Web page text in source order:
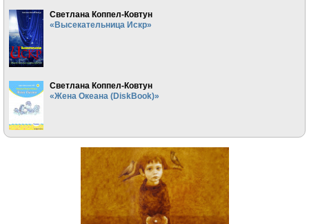
Светлана Коппел-Ковтун
«Высекательница Искр»
Светлана Коппел-Ковтун
«Жена Океана (DiskBook)»